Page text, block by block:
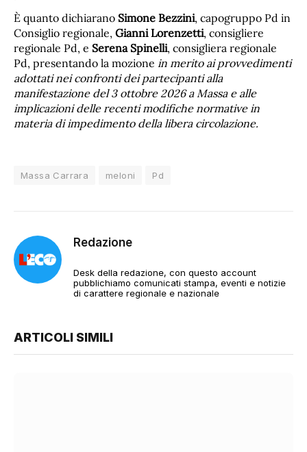
È quanto dichiarano Simone Bezzini, capogruppo Pd in
Consiglio regionale, Gianni Lorenzetti, consigliere
regionale Pd, e Serena Spinelli, consigliera regionale
Pd, presentando la mozione in merito ai provvedimenti
adottati nei confronti dei partecipanti alla
manifestazione del 3 ottobre 2026 a Massa e alle
implicazioni delle recenti modifiche normative in
materia di impedimento della libera circolazione.
Massa Carrara meloni Pd
Redazione
Desk della redazione, con questo account
pubblichiamo comunicati stampa, eventi e notizie
di carattere regionale e nazionale
ARTICOLI SIMILI